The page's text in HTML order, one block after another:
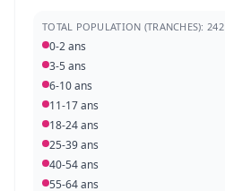
TOTAL POPULATION (TRANCHES): 242
0-2 ans
3-5 ans
6-10 ans
11-17 ans
18-24 ans
25-39 ans
40-54 ans
55-64 ans